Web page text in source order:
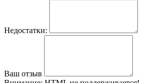
Недостатки:
Ваш отзыв